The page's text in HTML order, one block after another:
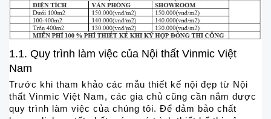
1.1. Quy trình làm việc của Nội thất Vinmic Việt
Nam
Trước khi tham khảo các mẫu thiết kế nội đẹp từ Nội
thất Vinmic Việt Nam, các gia chủ cũng cần nắm được
quy trình làm việc của chúng tôi. Để đảm bảo chất